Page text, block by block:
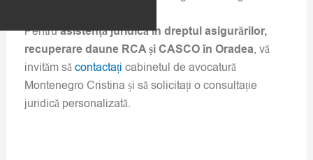
Pentruasistență juridică în dreptul asigurărilor,
recuperare daune RCA și CASCO în Oradea, vă
invităm săcontactați cabinetul de avocatură
Montenegro Cristina și să solicitați o consultație
juridică personalizată.